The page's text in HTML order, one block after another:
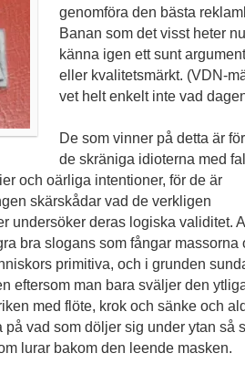
genomföra den bästa
Banan som det visst heter
känna igen ett sunt
eller kvalitetsmärkt. (VDN-
vet helt enkelt inte vad
De som vinner på detta är
de skräniga idioterna med
och oärliga intentioner, för de är
skärskådar vad de verkligen
undersöker deras logiska validitet.
bra slogans som fångar massorna
primitiva, och i grunden
eftersom man bara sväljer den
med flöte, krok och sänke och
på vad som döljer sig under ytan så
lurar bakom den leende masken.